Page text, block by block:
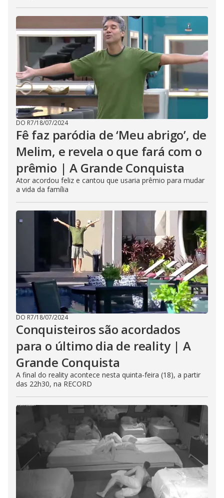
DO R7/18/07/2024
Fê faz paródia de ‘Meu abrigo’, de
Melim, e revela o que fará com o
prêmio | A Grande Conquista
Ator acordou feliz e cantou que usaria prêmio para mudar
a vida da família
DO R7/18/07/2024
Conquisteiros são acordados
para o último dia de reality | A
Grande Conquista
A final do reality acontece nesta quinta-feira (18), a partir
das 22h30, na RECORD